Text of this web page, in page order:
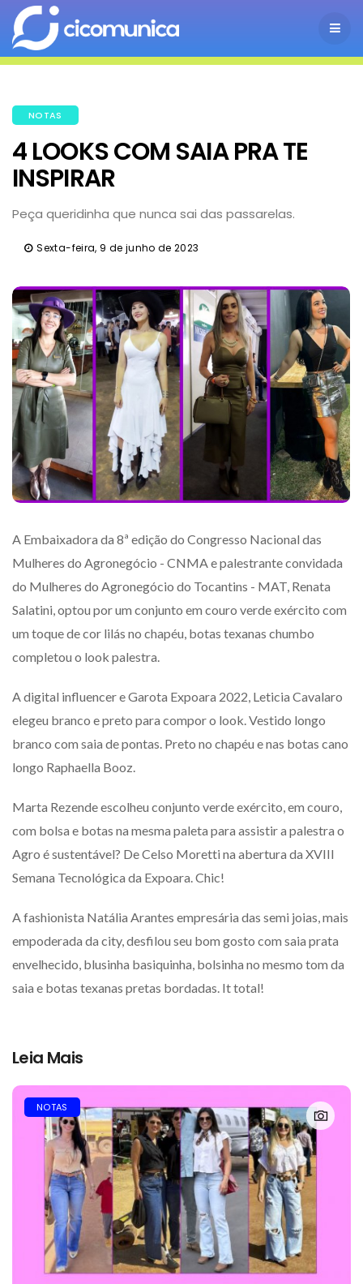
NOTAS
4 LOOKS COM SAIA PRA TE
INSPIRAR
Peça queridinha que nunca sai das passarelas.
Sexta-feira, 9 de junho de 2023
A Embaixadora da 8ª edição do Congresso Nacional das
Mulheres do Agronegócio - CNMA e palestrante convidada
do Mulheres do Agronegócio do Tocantins - MAT, Renata
Salatini, optou por um conjunto em couro verde exército com
um toque de cor lilás no chapéu, botas texanas chumbo
completou o look palestra.
A digital influencer e Garota Expoara 2022, Leticia Cavalaro
elegeu branco e preto para compor o look. Vestido longo
branco com saia de pontas. Preto no chapéu e nas botas cano
longo Raphaella Booz.
Marta Rezende escolheu conjunto verde exército, em couro,
com bolsa e botas na mesma paleta para assistir a palestra o
Agro é sustentável? De Celso Moretti na abertura da XVIII
Semana Tecnológica da Expoara. Chic!
A fashionista Natália Arantes empresária das semi joias, mais
empoderada da city, desfilou seu bom gosto com saia prata
envelhecido, blusinha basiquinha, bolsinha no mesmo tom da
saia e botas texanas pretas bordadas. It total!
Leia Mais
NOTAS